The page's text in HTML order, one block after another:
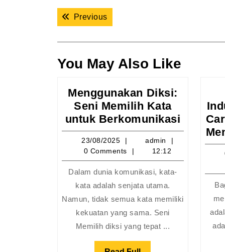
Navigasi
pos
PreviousPrevious post:
You May Also Like
Menggunakan Diksi:
Seni Memilih Kata
untuk Berkomunikasi
Diksi:
Memilih
23/08/2025 23/08/2025
admin
0 Comments
12:12
Dalam dunia komunikasi, kata-
kata adalah senjata utama.
Namun, tidak semua kata memiliki
kekuatan yang sama. Seni
Memilih diksi yang tepat ...